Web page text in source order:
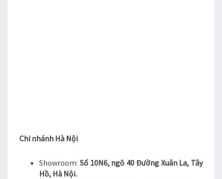
Chi nhánh Hà Nội
Showroom: Số 10N6, ngõ 40 Đường Xuân La, Tây
Hồ, Hà Nội.